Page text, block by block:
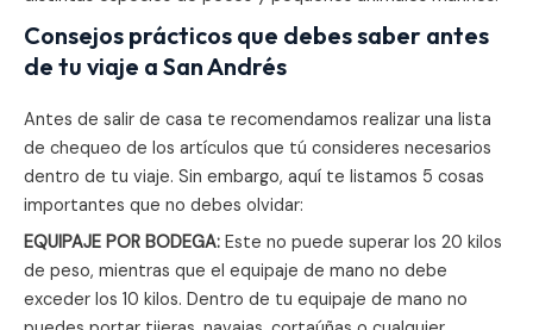
Consejos prácticos que debes saber antes
de tu viaje a San Andrés
Antes de salir de casa te recomendamos realizar una lista
de chequeo de los artículos que tú consideres necesarios
dentro de tu viaje. Sin embargo, aquí te listamos 5 cosas
importantes que no debes olvidar:
EQUIPAJE POR BODEGA: Este no puede superar los 20 kilos
de peso, mientras que el equipaje de mano no debe
exceder los 10 kilos. Dentro de tu equipaje de mano no